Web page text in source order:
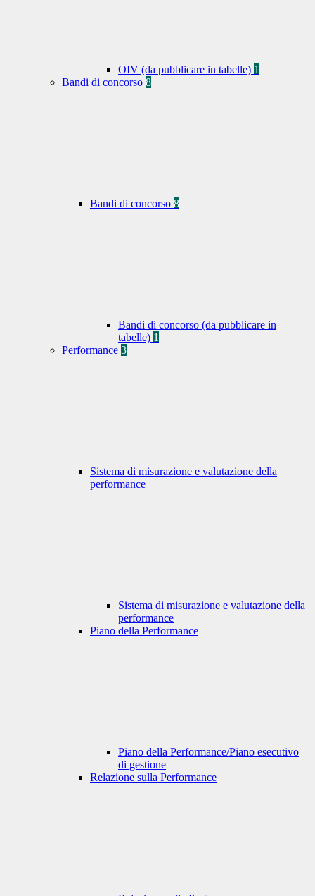
OIV (da pubblicare in tabelle) 1
Bandi di concorso 8
Bandi di concorso 8
Bandi di concorso (da pubblicare in
tabelle) 1
Performance 3
Sistema di misurazione e valutazione della
performance
Sistema di misurazione e valutazione della
performance
Piano della Performance
Piano della Performance/Piano esecutivo
di gestione
Relazione sulla Performance